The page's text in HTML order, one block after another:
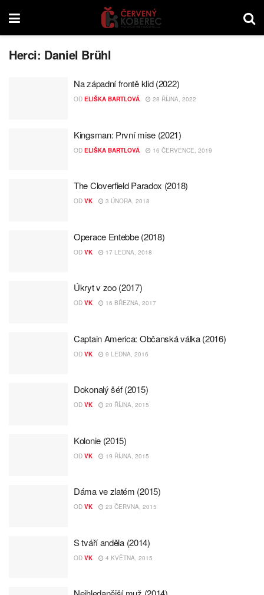
Herci: Daniel Brühl
Na západní frontě klid (2022)
OD ELIŠKA BARTLOVÁ 28 ŘÍJNA, 2022
Kingsman: První mise (2021)
OD ELIŠKA BARTLOVÁ 16 ČERVENCE, 2019
The Cloverfield Paradox (2018)
OD VK 3 ÚNORA, 2018
Operace Entebbe (2018)
OD VK 17 LEDNA, 2018
Úkryt v zoo (2017)
OD VK 16 BŘEZNA, 2017
Captain America: Občanská válka (2016)
OD VK 9 LEDNA, 2016
Dokonalý šéf (2015)
OD VK 20 ŘÍJNA, 2015
Kolonie (2015)
OD VK 19 ŘÍJNA, 2015
Dáma ve zlatém (2015)
OD VK 23 ČERVNA, 2015
S tváří anděla (2014)
OD VK 4 KVĚTNA, 2015